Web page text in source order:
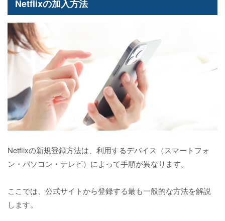
Netflixの加入方法
Netflixの新規登録方法は、利用するデバイス（スマートフォ
ン・パソコン・テレビ）によって手順が異なります。
ここでは、公式サイトから登録する最も一般的な方法を解説
します。